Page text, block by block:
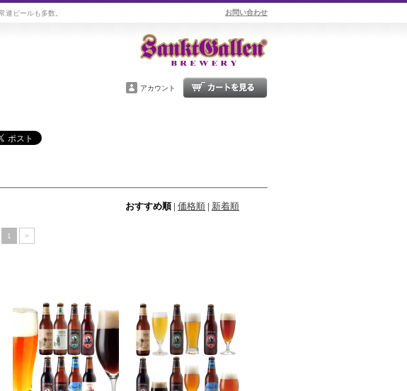
ビールも多数。 お問い合わせ
アカウント
おすすめ順| 価格順 | 新着順
1 >